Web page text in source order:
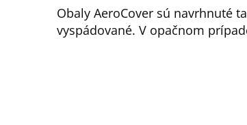
Obaly AeroCover sú navrhnuté
vyspádované. V opačnom